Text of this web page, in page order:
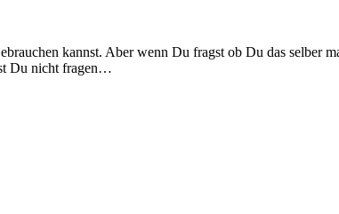
kannst. Aber wenn Du fragst ob Du das selber
Du nicht fragen…